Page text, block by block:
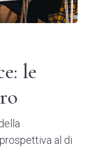
le
al di